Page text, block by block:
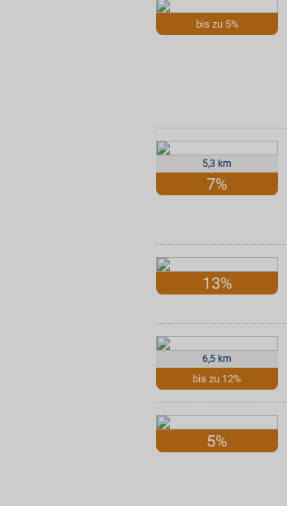
bis zu 5%
5,3 km
7%
13%
6,5 km
bis zu 12%
5%